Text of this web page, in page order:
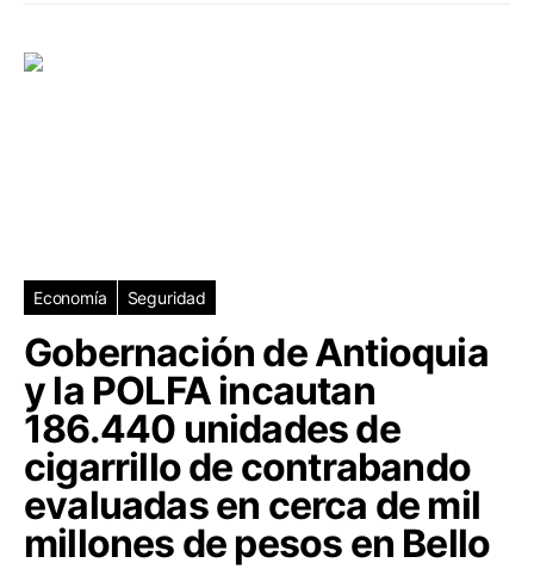
Economía Seguridad
Gobernación de Antioquia
y la POLFA incautan
186.440 unidades de
cigarrillo de contrabando
evaluadas en cerca de mil
millones de pesos en Bello